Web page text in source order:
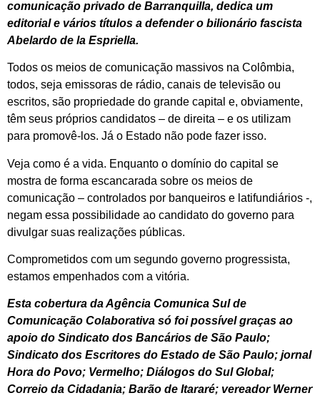
comunicação privado de Barranquilla, dedica um
editorial e vários títulos a defender o bilionário fascista
Abelardo de la Espriella.
Todos os meios de comunicação massivos na Colômbia,
todos, seja emissoras de rádio, canais de televisão ou
escritos, são propriedade do grande capital e, obviamente,
têm seus próprios candidatos – de direita – e os utilizam
para promovê-los. Já o Estado não pode fazer isso.
Veja como é a vida. Enquanto o domínio do capital se
mostra de forma escancarada sobre os meios de
comunicação – controlados por banqueiros e latifundiários -,
negam essa possibilidade ao candidato do governo para
divulgar suas realizações públicas.
Comprometidos com um segundo governo progressista,
estamos empenhados com a vitória.
Esta cobertura da Agência Comunica Sul de
Comunicação Colaborativa só foi possível graças ao
apoio do Sindicato dos Bancários de São Paulo;
Sindicato dos Escritores do Estado de São Paulo; jornal
Hora do Povo; Vermelho; Diálogos do Sul Global;
Correio da Cidadania; Barão de Itararé; vereador Werner